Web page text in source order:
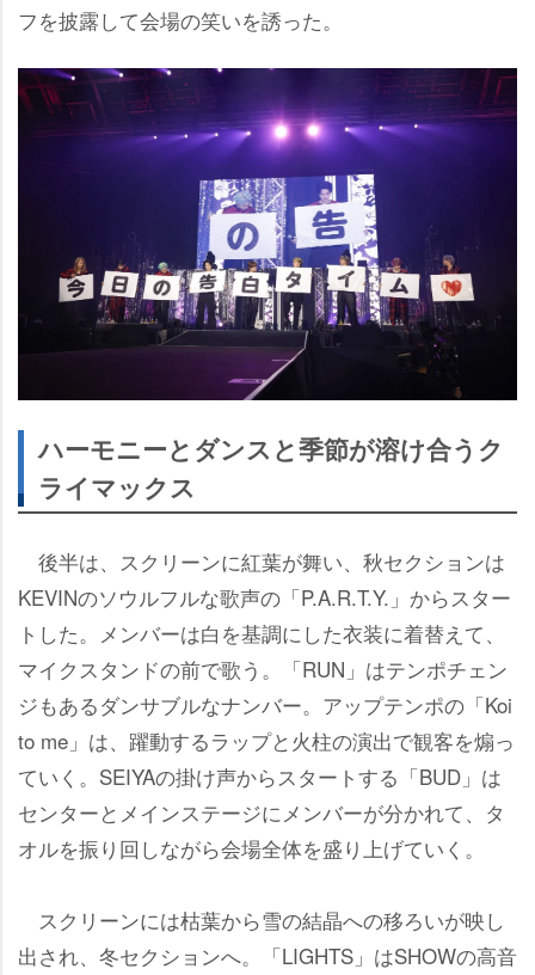
フを披露して会場の笑いを誘った。
ハーモニーとダンスと季節が溶け合うク
ライマックス
後半は、スクリーンに紅葉が舞い、秋セクションは
KEVINのソウルフルな歌声の「P.A.R.T.Y.」からスター
トした。メンバーは白を基調にした衣装に着替えて、
マイクスタンドの前で歌う。「RUN」はテンポチェン
ジもあるダンサブルなナンバー。アップテンポの「Koi
to me」は、躍動するラップと火柱の演出で観客を煽っ
ていく。SEIYAの掛け声からスタートする「BUD」は
センターとメインステージにメンバーが分かれて、タ
オルを振り回しながら会場全体を盛り上げていく。
スクリーンには枯葉から雪の結晶への移ろいが映し
出され、冬セクションへ。「LIGHTS」はSHOWの高音